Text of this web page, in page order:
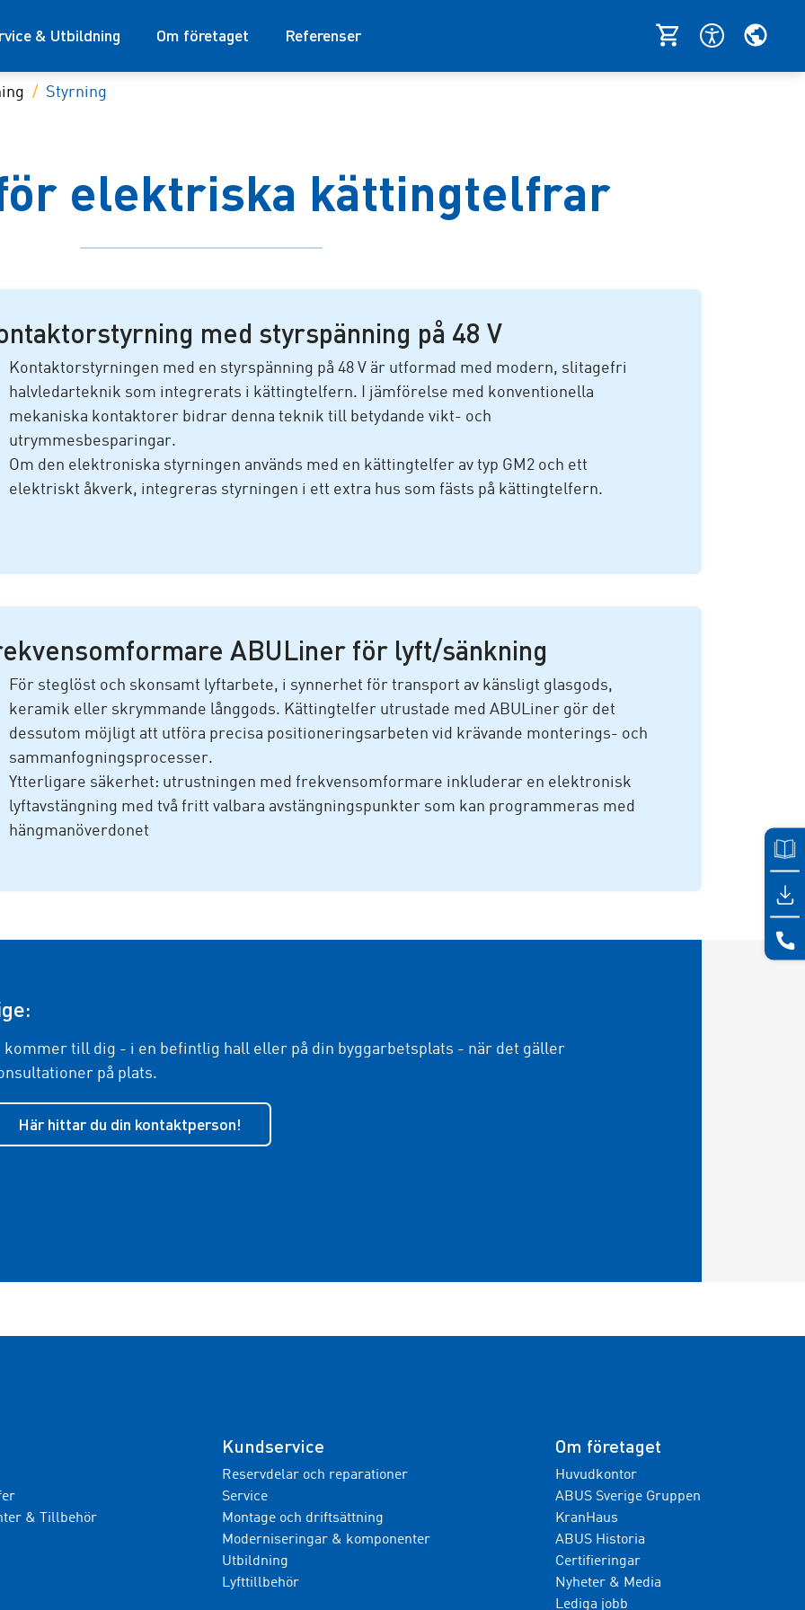
& Utbildning Om företaget Referenser
Styrning
elektriska kättingtelfrar
med styrspänning på 48 V
Kontaktorstyrningen med en styrspänning på 48 V är utformad med modern, slitagefri
halvledarteknik som integrerats i kättingtelfern. I jämförelse med konventionella
mekaniska kontaktorer bidrar denna teknik till betydande vikt- och
utrymmesbesparingar.
Om den elektroniska styrningen används med en kättingtelfer av typ GM2 och ett
elektriskt åkverk, integreras styrningen i ett extra hus som fästs på kättingtelfern.
ABULiner för lyft/sänkning
För steglöst och skonsamt lyftarbete, i synnerhet för transport av känsligt glasgods,
keramik eller skrymmande långgods. Kättingtelfer utrustade med ABULiner gör det
dessutom möjligt att utföra precisa positioneringsarbeten vid krävande monterings- och
sammanfogningsprocesser.
Ytterligare säkerhet: utrustningen med frekvensomformare inkluderar en elektronisk
lyftavstängning med två fritt valbara avstängningspunkter som kan programmeras med
hängmanöverdonet
kommer till dig - i en befintlig hall eller på din byggarbetsplats - när det gäller
på plats.
Här hittar du din kontaktperson!
& Tillbehör
Kundservice
Reservdelar och reparationer
Service
Montage och driftsättning
Moderniseringar & komponenter
Utbildning
Lyfttillbehör
Om företaget
Huvudkontor
ABUS Sverige Gruppen
KranHaus
ABUS Historia
Certifieringar
Nyheter & Media
Lediga jobb